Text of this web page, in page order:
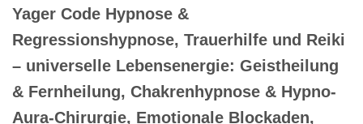
Yager Code Hypnose &
Regressionshypnose, Trauerhilfe und Reiki
– universelle Lebensenergie: Geistheilung
& Fernheilung, Chakrenhypnose & Hypno-
Aura-Chirurgie, Emotionale Blockaden,